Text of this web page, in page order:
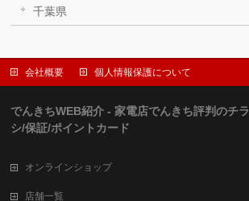
千葉県
会社概要 個人情報保護について
でんきちWEB紹介 - 家電店でんきち評判のチラ
シ/保証/ポイントカード
オンラインショップ
店舗一覧